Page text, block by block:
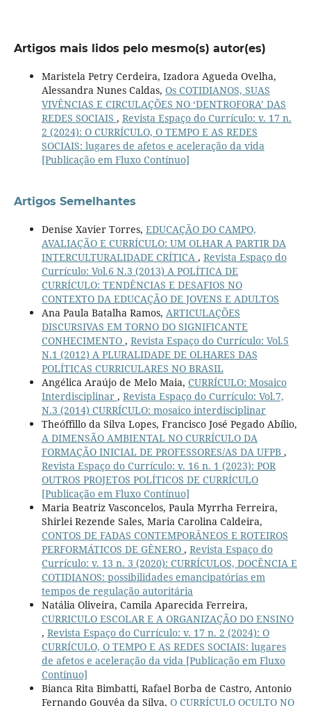
Artigos mais lidos pelo mesmo(s) autor(es)
Maristela Petry Cerdeira, Izadora Agueda Ovelha,
Alessandra Nunes Caldas, Os COTIDIANOS, SUAS
VIVÊNCIAS E CIRCULAÇÕES NO ‘DENTROFORA’ DAS
REDES SOCIAIS , Revista Espaço do Currículo: v. 17 n.
2 (2024): O CURRÍCULO, O TEMPO E AS REDES
SOCIAIS: lugares de afetos e aceleração da vida
[Publicação em Fluxo Contínuo]
Artigos Semelhantes
Denise Xavier Torres, EDUCAÇÃO DO CAMPO,
AVALIAÇÃO E CURRÍCULO: UM OLHAR A PARTIR DA
INTERCULTURALIDADE CRÍTICA , Revista Espaço do
Currículo: Vol.6 N.3 (2013) A POLÍTICA DE
CURRÍCULO: TENDÊNCIAS E DESAFIOS NO
CONTEXTO DA EDUCAÇÃO DE JOVENS E ADULTOS
Ana Paula Batalha Ramos, ARTICULAÇÕES
DISCURSIVAS EM TORNO DO SIGNIFICANTE
CONHECIMENTO , Revista Espaço do Currículo: Vol.5
N.1 (2012) A PLURALIDADE DE OLHARES DAS
POLÍTICAS CURRICULARES NO BRASIL
Angélica Araújo de Melo Maia, CURRÍCULO: Mosaico
Interdisciplinar , Revista Espaço do Currículo: Vol.7,
N.3 (2014) CURRÍCULO: mosaico interdisciplinar
Theóffillo da Silva Lopes, Francisco José Pegado Abílio,
A DIMENSÃO AMBIENTAL NO CURRÍCULO DA
FORMAÇÃO INICIAL DE PROFESSORES/AS DA UFPB ,
Revista Espaço do Currículo: v. 16 n. 1 (2023): POR
OUTROS PROJETOS POLÍTICOS DE CURRÍCULO
[Publicação em Fluxo Contínuo]
Maria Beatriz Vasconcelos, Paula Myrrha Ferreira,
Shirlei Rezende Sales, Maria Carolina Caldeira,
CONTOS DE FADAS CONTEMPORÂNEOS E ROTEIROS
PERFORMÁTICOS DE GÊNERO , Revista Espaço do
Currículo: v. 13 n. 3 (2020): CURRÍCULOS, DOCÊNCIA E
COTIDIANOS: possibilidades emancipatórias em
tempos de regulação autoritária
Natália Oliveira, Camila Aparecida Ferreira,
CURRICULO ESCOLAR E A ORGANIZAÇÃO DO ENSINO
, Revista Espaço do Currículo: v. 17 n. 2 (2024): O
CURRÍCULO, O TEMPO E AS REDES SOCIAIS: lugares
de afetos e aceleração da vida [Publicação em Fluxo
Contínuo]
Bianca Rita Bimbatti, Rafael Borba de Castro, Antonio
Fernando Gouvêa da Silva, O CURRÍCULO OCULTO NO